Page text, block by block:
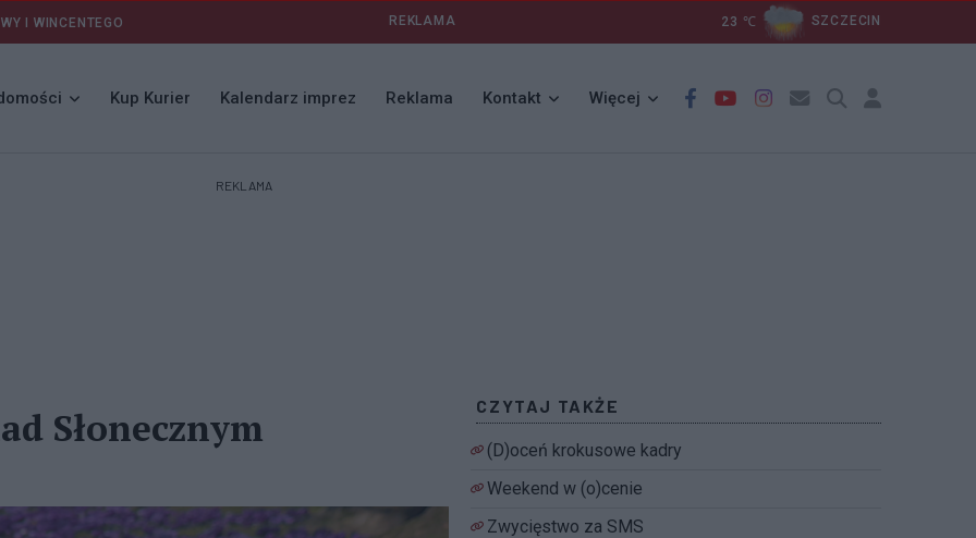
I WINCENTEGO REKLAMA 23 ℃ SZCZECIN
Kup Kurier Kalendarz imprez Reklama Kontakt Więcej
REKLAMA
Słonecznym CZYTAJ TAKŻE
(D)oceń krokusowe kadry
Weekend w (o)cenie
Zwycięstwo za SMS